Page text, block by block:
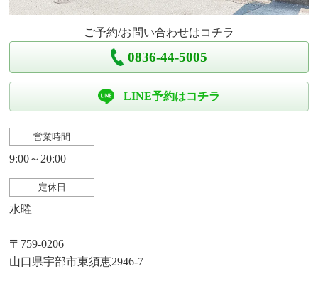
ご予約/お問い合わせはコチラ
0836-44-5005
LINE予約はコチラ
営業時間
9:00～20:00
定休日
水曜
〒759-0206
山口県宇部市東須恵2946-7